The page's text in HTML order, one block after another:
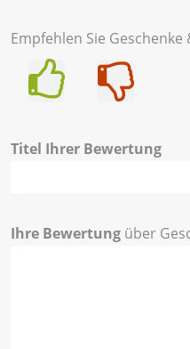
Empfehlen Sie
Titel Ihrer Bewertung
Ihre Bewertung über